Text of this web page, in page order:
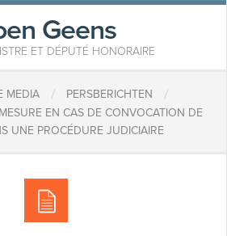
Geens
ET DÉPUTÉ HONORAIRE
MEDIA / PERSBERICHTEN /
EN CAS DE CONVOCATION DE
UNE PROCÉDURE JUDICIAIRE